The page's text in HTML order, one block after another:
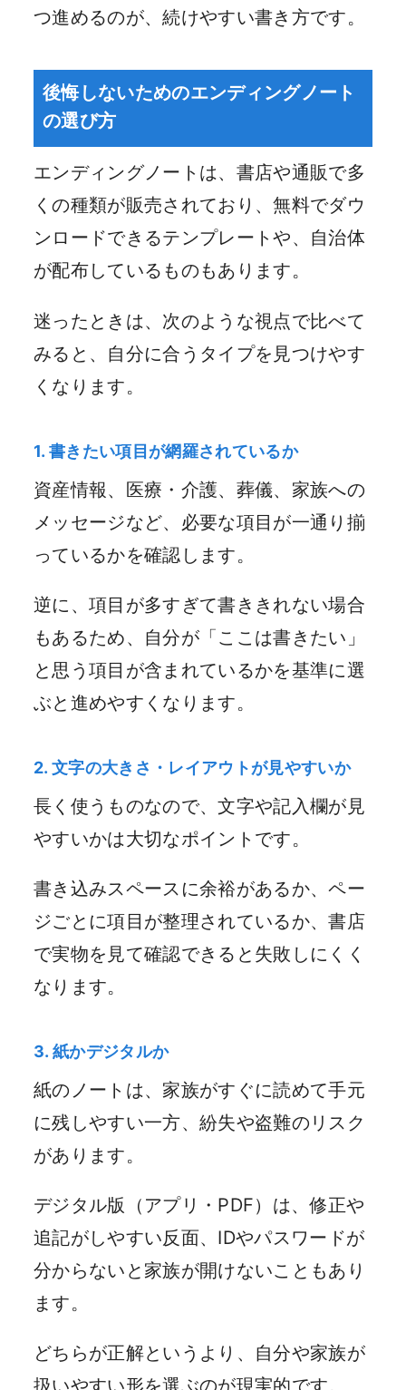
つ進めるのが、続けやすい書き方です。
後悔しないためのエンディングノート
の選び方
エンディングノートは、書店や通販で多
くの種類が販売されており、無料でダウ
ンロードできるテンプレートや、自治体
が配布しているものもあります。
迷ったときは、次のような視点で比べて
みると、自分に合うタイプを見つけやす
くなります。
1. 書きたい項目が網羅されているか
資産情報、医療・介護、葬儀、家族への
メッセージなど、必要な項目が一通り揃
っているかを確認します。
逆に、項目が多すぎて書ききれない場合
もあるため、自分が「ここは書きたい」
と思う項目が含まれているかを基準に選
ぶと進めやすくなります。
2. 文字の大きさ・レイアウトが見やすいか
長く使うものなので、文字や記入欄が見
やすいかは大切なポイントです。
書き込みスペースに余裕があるか、ペー
ジごとに項目が整理されているか、書店
で実物を見て確認できると失敗しにくく
なります。
3. 紙かデジタルか
紙のノートは、家族がすぐに読めて手元
に残しやすい一方、紛失や盗難のリスク
があります。
デジタル版（アプリ・PDF）は、修正や
追記がしやすい反面、IDやパスワードが
分からないと家族が開けないこともあり
ます。
どちらが正解というより、自分や家族が